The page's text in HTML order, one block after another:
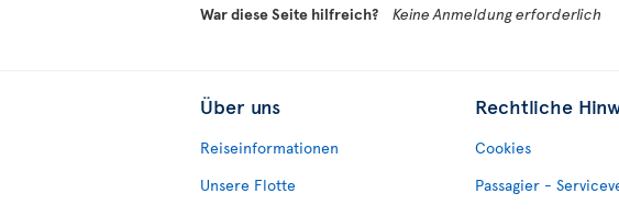
War diese Seite hilfreich? Keine Anmeldung erforderlich
Über uns
Reiseinformationen
Unsere Flotte
Rechtliche
Cookies
Passagier -